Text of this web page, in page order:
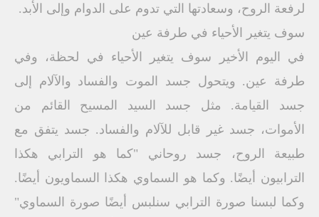
لرفعة الروح، وسعادتها التي تدوم على الدوام وإلى الأبد.
سوف يتغير الأحياء في طرفة عين
في اليوم الأخير سوف يتغير الأحياء في لحظة، وفي
طرفة عين. ويتحول جسد الموت والفساد والآلام إلى
جسد القيامة. مثل جسد السيد المسيح القائم من
الأموات، جسد غير قابل للآلام والفساد. جسد يتفق مع
طبيعة الروح، جسد روحاني "كما هو الترابي هكذا
الترابيون أيضًا. وكما هو السماوي هكذا السماويون أيضًا.
وكما لبسنا صورة الترابي سنلبس أيضًا صورة السماوي"